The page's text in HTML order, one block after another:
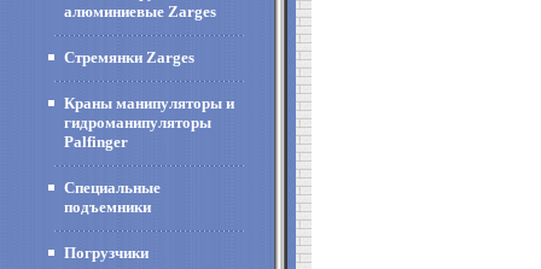
алюминиевые Zarges
Стремянки Zarges
Краны манипуляторы и
гидроманипуляторы
Palfinger
Специальные
подъемники
Погрузчики